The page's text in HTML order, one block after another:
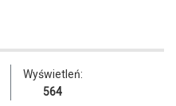
Wyświetleń:
564